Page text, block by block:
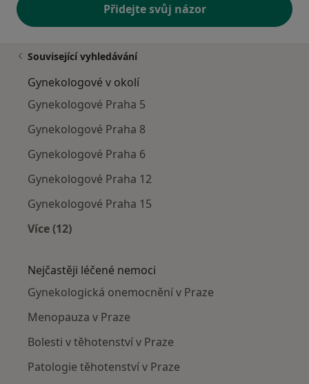
Přidejte svůj názor
Související vyhledávání
Gynekologové v okolí
Gynekologové Praha 5
Gynekologové Praha 8
Gynekologové Praha 6
Gynekologové Praha 12
Gynekologové Praha 15
Více (12)
Nejčastěji léčené nemoci
Gynekologická onemocnění v Praze
Menopauza v Praze
Bolesti v těhotenství v Praze
Patologie těhotenství v Praze